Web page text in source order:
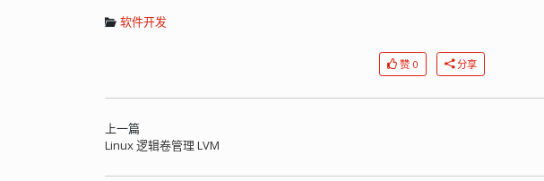
软件开发
赞 0 分享
上一篇
Linux 逻辑卷管理 LVM